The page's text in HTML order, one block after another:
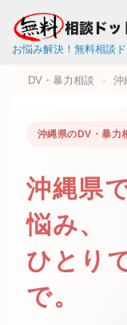
お悩み解決！無料相談
DV・暴力相談 › 沖
沖縄県のDV・暴力
沖縄県
悩み、
ひとり
で。